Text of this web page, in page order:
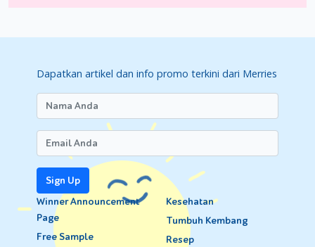
Dapatkan artikel dan info promo terkini dari Merries
Sign Up
Winner Announcement
Page
Free Sample
Kesehatan
Tumbuh Kembang
Resep